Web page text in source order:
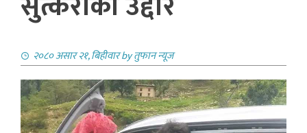
२०८० असार २१, बिहीवारbyतुफान न्यूज